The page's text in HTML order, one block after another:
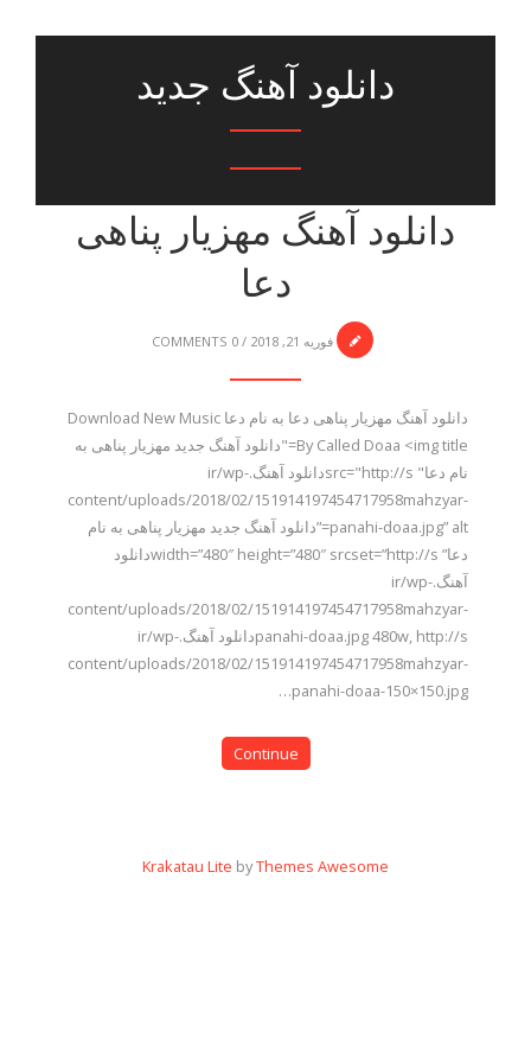
دانلود آهنگ جدید
دانلود آهنگ مهزیار پناهی
دعا
فوریه 21, 2018 /
0 COMMENTS
دانلود آهنگ مهزیار پناهی دعا به نام دعا Download New Music
By Called Doaa <img title="دانلود آهنگ جدید مهزیار پناهی به
نام دعا" src="http://sدانلود آهنگ.ir/wp-
content/uploads/2018/02/151914197454717958mahzyar-
panahi-doaa.jpg” alt=”دانلود آهنگ جدید مهزیار پناهی به نام
دعا” width=”480″ height=”480″ srcset=”http://sدانلود
آهنگ.ir/wp-
content/uploads/2018/02/151914197454717958mahzyar-
panahi-doaa.jpg 480w, http://sدانلود آهنگ.ir/wp-
content/uploads/2018/02/151914197454717958mahzyar-
panahi-doaa-150×150.jpg…
Continue
Krakatau Lite byThemes Awesome